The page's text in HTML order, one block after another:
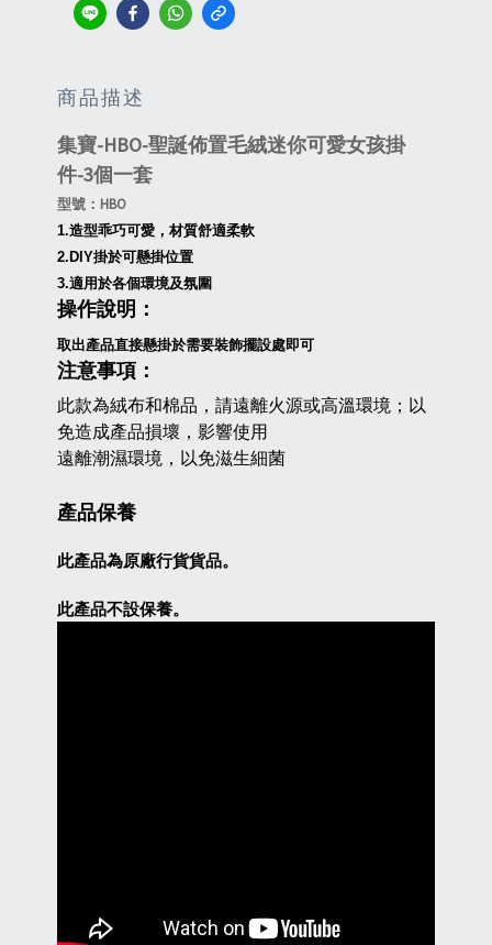
商品描述
集寶-HBO-聖誕佈置毛絨迷你可愛女孩掛
件-3個一套
型號：HBO
1.造型乖巧可愛，材質舒適柔軟
2.DIY掛於可懸掛位置
3.適用於各個環境及氛圍
操作說明：
取出產品直接懸掛於需要裝飾擺設處即可
注意事項：
此款為絨布和棉品，請遠離火源或高溫環境；以
免造成產品損壞，影響使用
遠離潮濕環境，以免滋生細菌
產品保養
此產品為原廠行貨貨品。
此產品不設保養。